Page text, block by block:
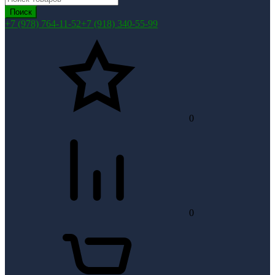
Поиск
+7 (978) 764-11-52+7 (918) 340-55-99
0
0